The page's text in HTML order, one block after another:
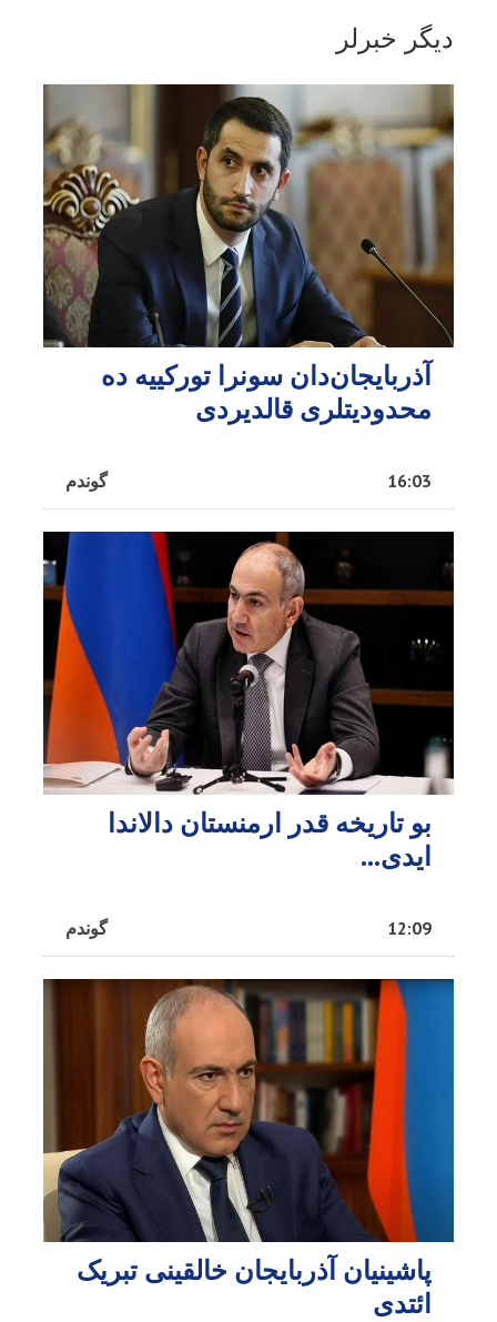
دیگر خبرلر
آذربایجان‌دان سونرا تورکییه ده
محدودیتلری قالدیردی
گوندم 16:03
بو تاریخه قدر ارمنستان دالاندا
ایدی...
گوندم 12:09
پاشینیان آذربایجان خالقینی تبریک
ائتدی